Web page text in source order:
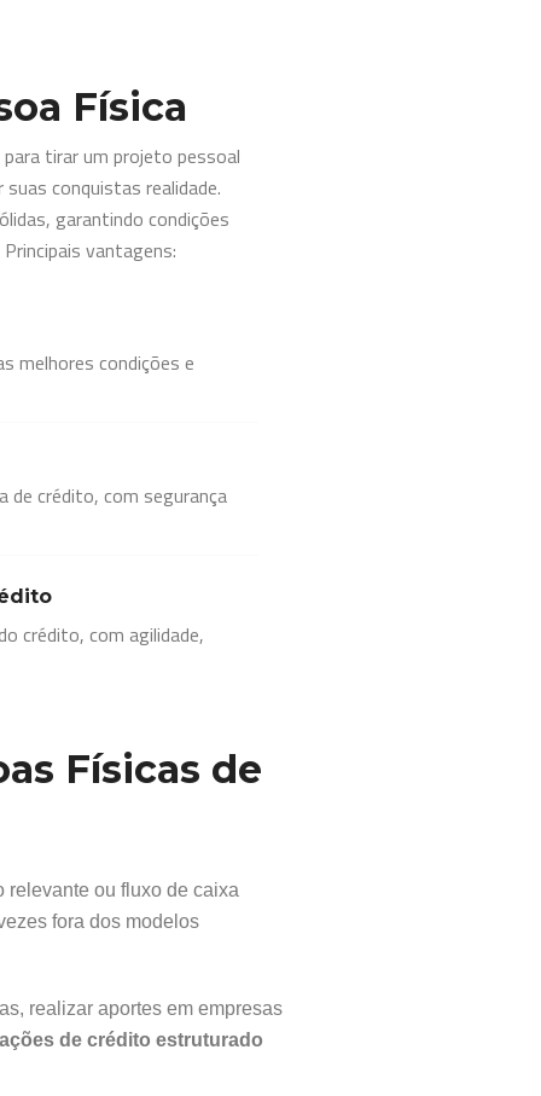
Física
para tirar um projeto pessoal
conquistas realidade.
garantindo condições
vantagens:
melhores condições e
de crédito, com segurança
crédito, com agilidade,
Físicas de
relevante ou fluxo de caixa
fora dos modelos
realizar aportes em empresas
de crédito estruturado